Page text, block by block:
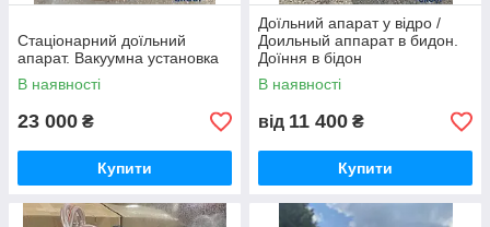
Стаціонарний доїльний
апарат. Вакуумна установка
В наявності
23 000 ₴
Купити
Доїльний апарат у відро /
Доильный аппарат в бидон.
Доїння в бідон
В наявності
від 11 400 ₴
Купити